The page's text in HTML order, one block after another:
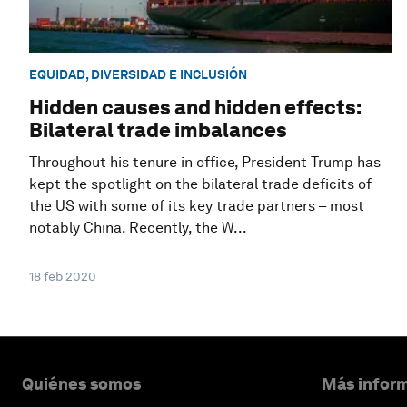
EQUIDAD, DIVERSIDAD E INCLUSIÓN
Hidden causes and hidden effects:
Bilateral trade imbalances
Throughout his tenure in office, President Trump has
kept the spotlight on the bilateral trade deficits of
the US with some of its key trade partners – most
notably China. Recently, the W...
18 feb 2020
Quiénes somos Más